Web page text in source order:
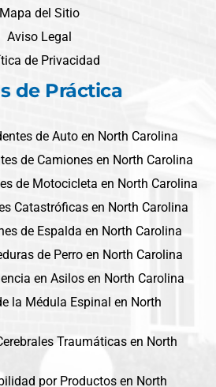
Mapa del Sitio
Aviso Legal
de Privacidad
de Práctica
de Auto en North Carolina
de Camiones en North Carolina
de Motocicleta en North Carolina
Catastróficas en North Carolina
de Espalda en North Carolina
de Perro en North Carolina
en Asilos en North Carolina
la Médula Espinal en North
Traumáticas en North
por Productos en North